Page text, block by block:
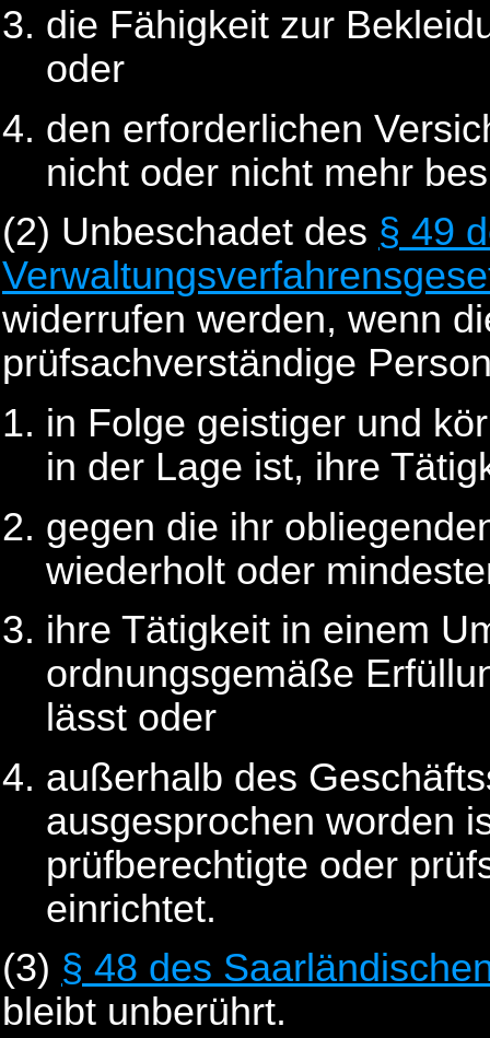
die Fähigkeit zur
oder
den erforderlichen
nicht oder nicht mehr
(2) Unbeschadet des § 49
widerrufen werden, wenn
prüfsachverständige
in Folge geistiger und
in der Lage ist, ihre
gegen die ihr
wiederholt oder
ihre Tätigkeit in einem
ordnungsgemäße
lässt oder
außerhalb des
ausgesprochen worden
prüfberechtigte oder
einrichtet.
(3) § 48 des
bleibt unberührt.